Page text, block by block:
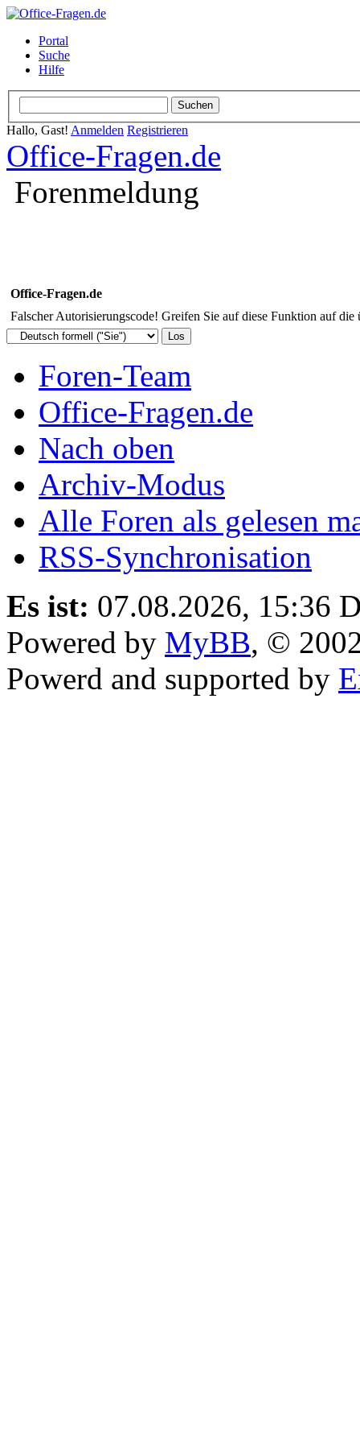
Portal
Suche
Hilfe
Hallo, Gast! Anmelden Registrieren
Office-Fragen.de
Forenmeldung
Office-Fragen.de
Falscher Autorisierungscode! Greifen Sie auf diese Funktion auf
Foren-Team
Office-Fragen.de
Nach oben
Archiv-Modus
Alle Foren als gelesen
RSS-Synchronisation
Es ist: 07.08.2026, 15:36
Powered by MyBB, ©
Powerd and supported by